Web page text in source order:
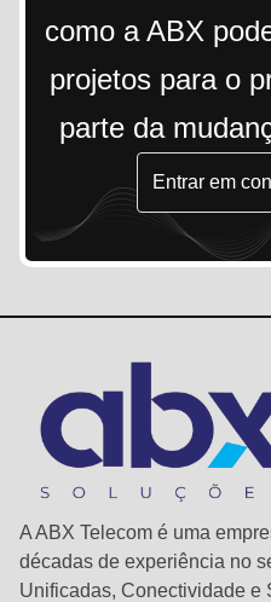
como a ABX
projetos para o
parte da
Entrar em
A ABX Telecom é uma
décadas de experiência no
Unificadas, Conectividade e